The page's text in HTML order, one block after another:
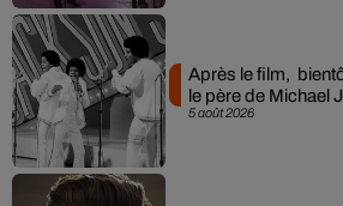
5 août 2026
Après le film,
le père de Michael